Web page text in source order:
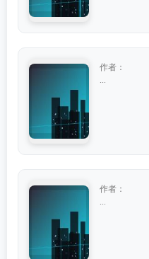
作者：
作者：